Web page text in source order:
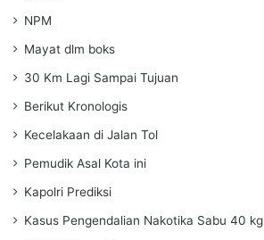
NPM
Mayat dlm boks
30 Km Lagi Sampai Tujuan
Berikut Kronologis
Kecelakaan di Jalan Tol
Pemudik Asal Kota ini
Kapolri Prediksi
Kasus Pengendalian Nakotika Sabu 40 kg